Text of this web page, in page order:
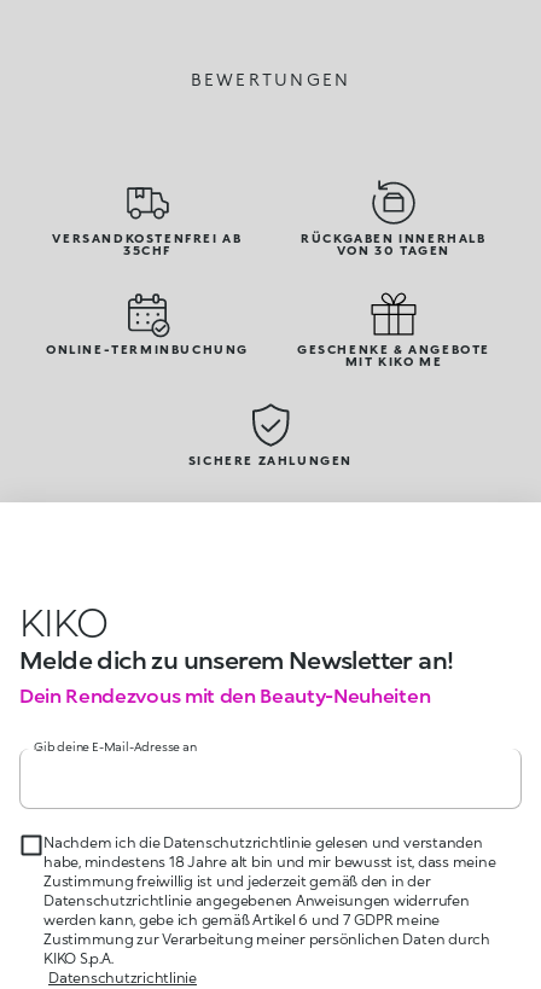
BEWERTUNGEN
VERSANDKOSTENFREI AB
35CHF
RÜCKGABEN INNERHALB
VON 30 TAGEN
ONLINE-TERMINBUCHUNG
GESCHENKE & ANGEBOTE
MIT KIKO ME
SICHERE ZAHLUNGEN
KIKO
Melde dich zu unserem Newsletter an!
Dein Rendezvous mit den Beauty-Neuheiten
Gib deine E-Mail-Adresse an
Nachdem ich die Datenschutzrichtlinie gelesen und verstanden
habe, mindestens 18 Jahre alt bin und mir bewusst ist, dass meine
Zustimmung freiwillig ist und jederzeit gemäß den in der
Datenschutzrichtlinie angegebenen Anweisungen widerrufen
werden kann, gebe ich gemäß Artikel 6 und 7 GDPR meine
Zustimmung zur Verarbeitung meiner persönlichen Daten durch
KIKO S.p.A.
Datenschutzrichtlinie